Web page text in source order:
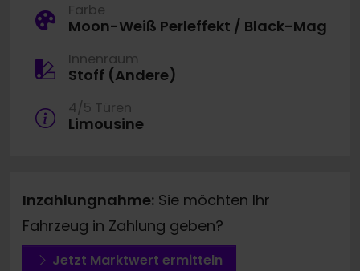
Farbe
Moon-Weiß Perleffekt / Black-Mag
Innenraum
Stoff (Andere)
4/5 Türen
Limousine
Inzahlungnahme: Sie möchten Ihr
Fahrzeug in Zahlung geben?
Jetzt Marktwert ermitteln